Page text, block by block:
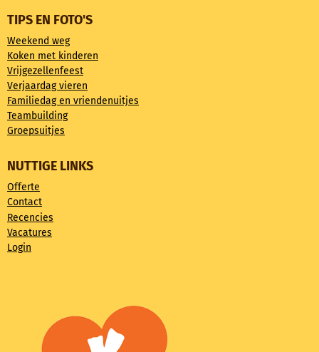
TIPS EN FOTO'S
Weekend weg
Koken met kinderen
Vrijgezellenfeest
Verjaardag vieren
Familiedag en vriendenuitjes
Teambuilding
Groepsuitjes
NUTTIGE LINKS
Offerte
Contact
Recencies
Vacatures
Login